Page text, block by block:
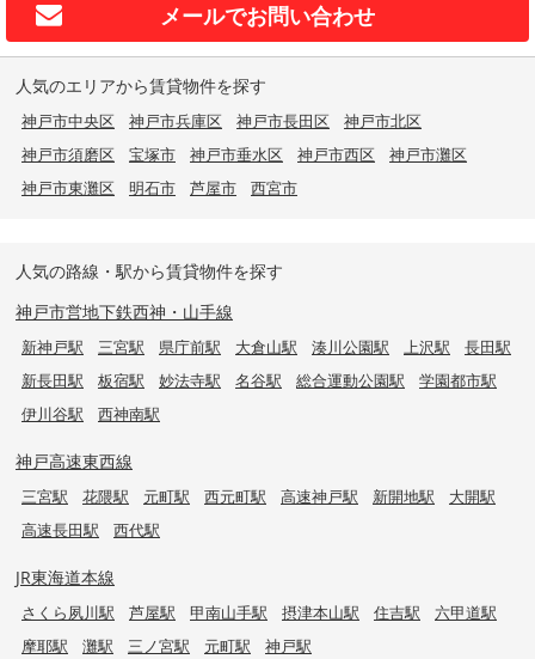
メールでお問い合わせ
人気のエリアから賃貸物件を探す
神戸市中央区 神戸市兵庫区 神戸市長田区
神戸市北区
神戸市須磨区
宝塚市 神戸市垂水区 神戸市西区
神戸市灘区
神戸市東灘区
明石市 芦屋市 西宮市
人気の路線・駅から賃貸物件を探す
神戸市営地下鉄西神・山手線
新神戸駅 三宮駅 県庁前駅 大倉山駅 湊川公園駅 上沢駅
長田駅
新長田駅
板宿駅 妙法寺駅 名谷駅 総合運動公園駅
学園都市駅
伊川谷駅
西神南駅
神戸高速東西線
三宮駅 花隈駅 元町駅 西元町駅 高速神戸駅 新開地駅
大開駅
高速長田駅
西代駅
JR東海道本線
さくら夙川駅 芦屋駅 甲南山手駅 摂津本山駅 住吉駅
六甲道駅
摩耶駅
灘駅 三ノ宮駅 元町駅 神戸駅